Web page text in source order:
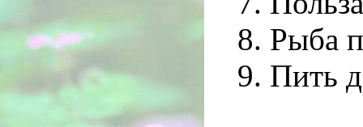
8. Рыба
9. Пить